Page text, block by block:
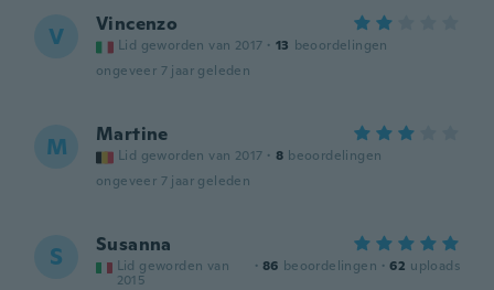
V Vincenzo
Lid geworden van 2017 · 13 beoordelingen
ongeveer 7 jaar geleden
M Martine
Lid geworden van 2017 · 8 beoordelingen
ongeveer 7 jaar geleden
S Susanna
Lid geworden van
2015
· 86 beoordelingen · 62 uploads